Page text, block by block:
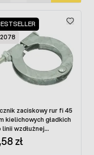
zaciskowy rur fi 45
kielichowych gładkich
linii wzdłużnej
zł